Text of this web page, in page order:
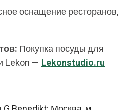
оснащение ресторанов,
Покупка посуды для
Lekon — Lekonstudio.ru